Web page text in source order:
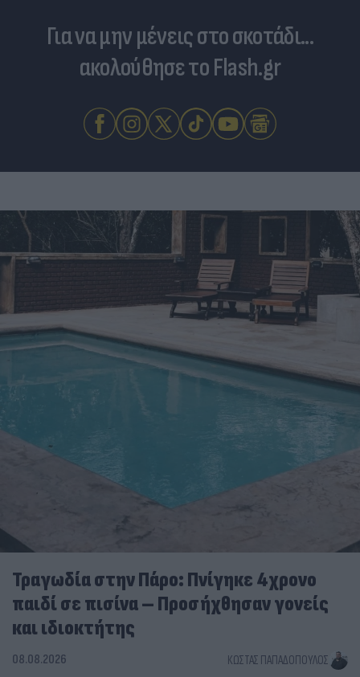
Για να μην μένεις στο σκοτάδι...
ακολούθησε το Flash.gr
Τραγωδία στην Πάρο: Πνίγηκε 4χρονο
παιδί σε πισίνα – Προσήχθησαν γονείς
και ιδιοκτήτης
08.08.2026 ΚΏΣΤΑΣ ΠΑΠΑΔΌΠΟΥΛΟΣ